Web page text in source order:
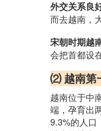
外交关系良
而去越南，
宋朝时期越
会把首都设
⑵ 越南第
越南位于中
端，孕育出
9.3%的人口